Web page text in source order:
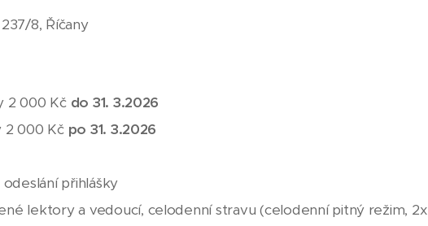
8, Říčany
2 000 Kčdo 31. 3.2026
2 000 Kčpo 31. 3.2026
přihlášky
lektory a vedoucí, celodenní stravu (celodenní pitný režim, 2x